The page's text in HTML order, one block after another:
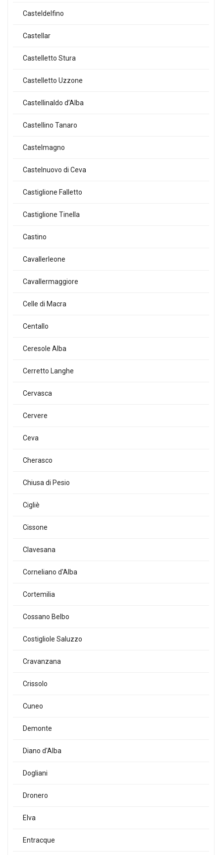
Casteldelfino
Castellar
Castelletto Stura
Castelletto Uzzone
Castellinaldo d’Alba
Castellino Tanaro
Castelmagno
Castelnuovo di Ceva
Castiglione Falletto
Castiglione Tinella
Castino
Cavallerleone
Cavallermaggiore
Celle di Macra
Centallo
Ceresole Alba
Cerretto Langhe
Cervasca
Cervere
Ceva
Cherasco
Chiusa di Pesio
Cigliè
Cissone
Clavesana
Corneliano d'Alba
Cortemilia
Cossano Belbo
Costigliole Saluzzo
Cravanzana
Crissolo
Cuneo
Demonte
Diano d'Alba
Dogliani
Dronero
Elva
Entracque